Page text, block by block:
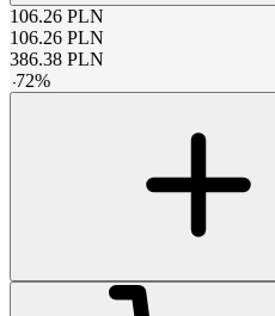
106.26 PLN
106.26 PLN
386.38 PLN
-72%